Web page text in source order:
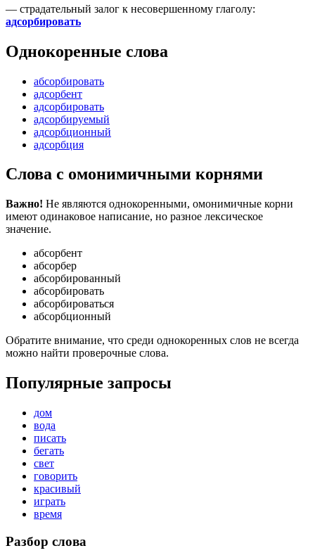
— страдательный залог к несовершенному глаголу:
адсорбировать
Однокоренные слова
абсорбировать
адсорбент
адсорбировать
адсорбируемый
адсорбционный
адсорбция
Слова с омонимичными корнями
Важно! Не являются однокоренными, омонимичные корни
имеют одинаковое написание, но разное лексическое
значение.
абсорбент
абсорбер
абсорбированный
абсорбировать
абсорбироваться
абсорбционный
Обратите внимание, что среди однокоренных слов не всегда
можно найти проверочные слова.
Популярные запросы
дом
вода
писать
бегать
свет
говорить
красивый
играть
время
Разбор слова